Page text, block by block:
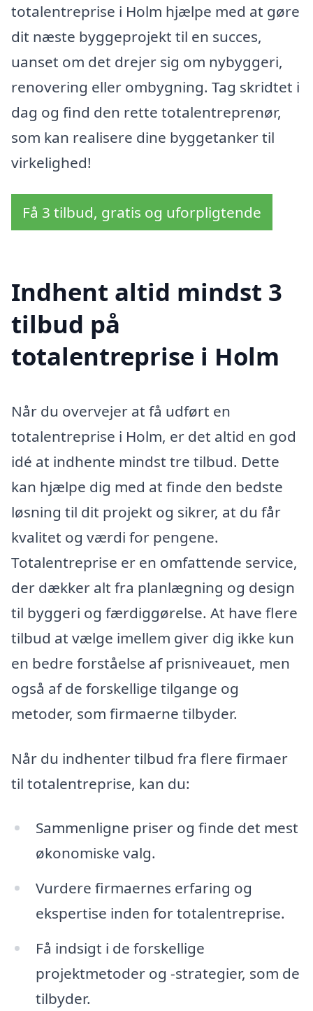
totalentreprise i Holm hjælpe med at gøre
dit næste byggeprojekt til en succes,
uanset om det drejer sig om nybyggeri,
renovering eller ombygning. Tag skridtet i
dag og find den rette totalentreprenør,
som kan realisere dine byggetanker til
virkelighed!
Få 3 tilbud, gratis og uforpligtende
Indhent altid mindst 3
tilbud på
totalentreprise i Holm
Når du overvejer at få udført en
totalentreprise i Holm, er det altid en god
idé at indhente mindst tre tilbud. Dette
kan hjælpe dig med at finde den bedste
løsning til dit projekt og sikrer, at du får
kvalitet og værdi for pengene.
Totalentreprise er en omfattende service,
der dækker alt fra planlægning og design
til byggeri og færdiggørelse. At have flere
tilbud at vælge imellem giver dig ikke kun
en bedre forståelse af prisniveauet, men
også af de forskellige tilgange og
metoder, som firmaerne tilbyder.
Når du indhenter tilbud fra flere firmaer
til totalentreprise, kan du:
Sammenligne priser og finde det mest
økonomiske valg.
Vurdere firmaernes erfaring og
ekspertise inden for totalentreprise.
Få indsigt i de forskellige
projektmetoder og -strategier, som de
tilbyder.